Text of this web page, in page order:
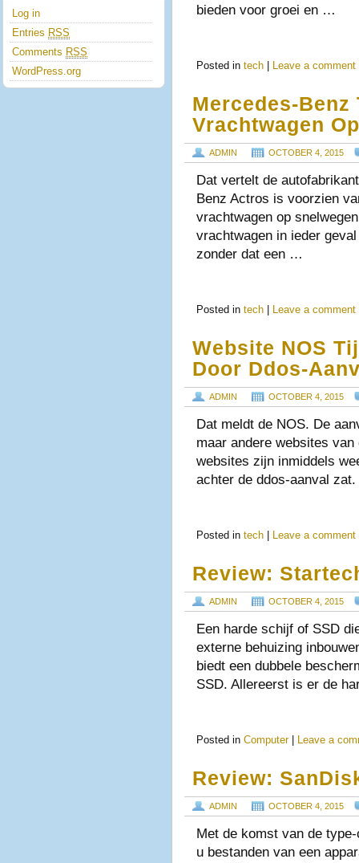
bieden voor groei en …
Posted in tech Leave a comment
Mercedes-
Vrachtwagen
ADMIN OCTOBER 4, 2015
Dat vertelt de
Benz Actros is voorzien
vrachtwagen op
vrachtwagen in ieder
zonder dat een …
Posted in tech Leave a comment
Website NOS
Door Ddos-
ADMIN OCTOBER 4, 2015
Dat meldt de NOS. De
maar andere websites
websites zijn inmiddels
achter de ddos-aanval
Posted in tech Leave a comment
Review:
ADMIN OCTOBER 4, 2015
Een harde schijf of SSD
externe behuizing
biedt een dubbele
SSD. Allereerst is er de
Posted in Computer Leave a
Review:
ADMIN OCTOBER 4, 2015
Met de komst van de
u bestanden van een
Log in
Entries RSS
Comments RSS
WordPress.org